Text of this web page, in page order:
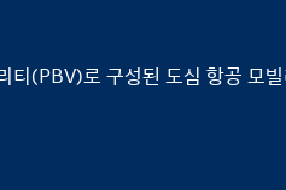
티(PBV)로 구성된 도심 항공 모